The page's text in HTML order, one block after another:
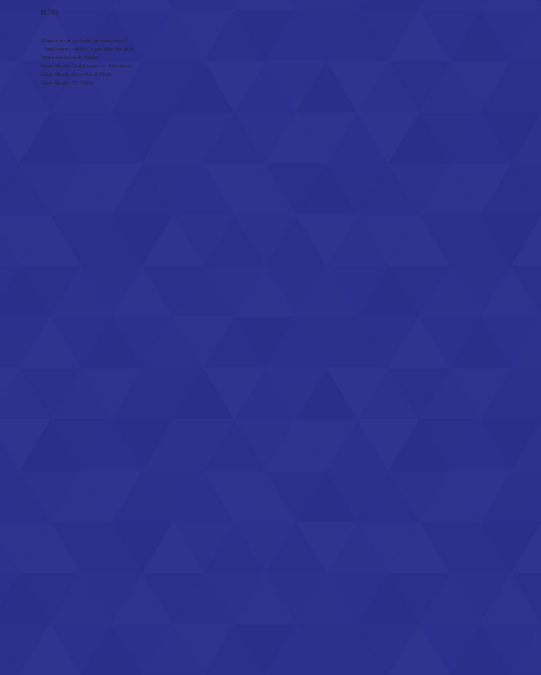
BLOG
Waarom je website vernieuwen?
Haal meer uit Google Mijn Bedrijf.
Wat betekent de EAA?
Case Study: Out & Indoor Reclame
Case Study: Care Fur A Walk
Case Study: TC Olen